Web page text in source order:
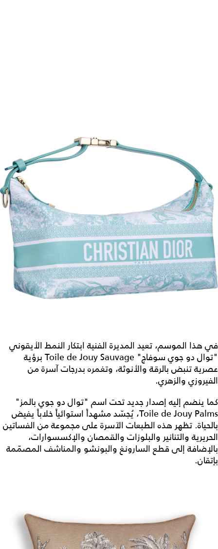
في هذا الموسم، تعيد المديرة الفنية ابتكار النمط الأيقوني
"توال دو جوي سوفاج" Toile de Jouy Sauvage برؤية
عصرية تنبض بالرقة والأنوثة، وتغمره بدرجات آسرة من
الفيروزي والزهري.
كما ينضم إليه إصدار جديد تحت اسم "توال دو جوي بالمز"
Toile de Jouy Palms، يُجسّد مشهداً استوائياً خلاباً يفيض
بالحياة. تظهر هذه الطبعات الآسرة على مجموعة من الفساتين
الحريرية والتنانير والبلوزات والقمصان والإكسسوارات،
بالإضافة إلى قطع السارونغ والبونشو والمناشف المصمّمة
بإتقان.